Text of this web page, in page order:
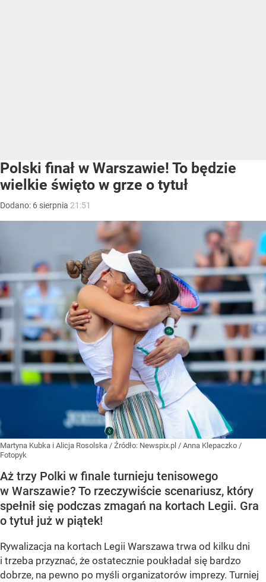
Polski finał w Warszawie! To będzie
wielkie święto w grze o tytuł
Dodano: 6 sierpnia 21:51
Martyna Kubka i Alicja Rosolska / Źródło: Newspix.pl / Anna Klepaczko /
Fotopyk
Aż trzy Polki w finale turnieju tenisowego
w Warszawie? To rzeczywiście scenariusz, który
spełnił się podczas zmagań na kortach Legii. Gra
o tytuł już w piątek!
Rywalizacja na kortach Legii Warszawa trwa od kilku dni
i trzeba przyznać, że ostatecznie poukładał się bardzo
dobrze, na pewno po myśli organizatorów imprezy. Turniej